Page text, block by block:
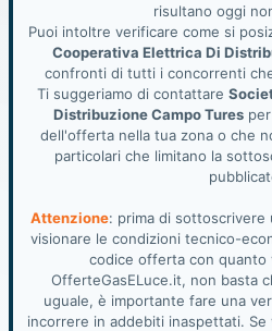
risultano oggi
Puoi intoltre verificare come si
Cooperativa Elettrica Di
confronti di tutti i concorrenti
Ti suggeriamo di contattare
Distribuzione Campo Tures
dell'offerta nella tua zona o che
particolari che limitano la
Attenzione: prima di
visionare le condizioni tecnico-
codice offerta con quanto
OfferteGasELuce.it, non basta
uguale, è importante fare una
incorrere in addebiti inaspettati. Se